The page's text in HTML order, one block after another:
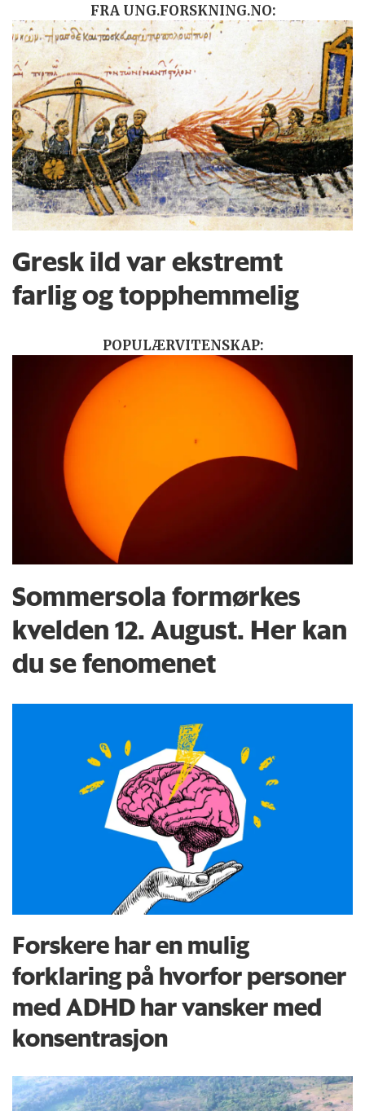
FRA UNG.FORSKNING.NO:
Gresk ild var ekstremt
farlig og topphemmelig
POPULÆRVITENSKAP:
Sommersola formørkes
kvelden 12. August. Her kan
du se fenomenet
Forskere har en mulig
forklaring på hvorfor personer
med ADHD har vansker med
konsentrasjon